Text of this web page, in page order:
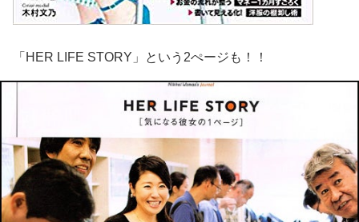
「HER LIFE STORY」という2ぺージも！！